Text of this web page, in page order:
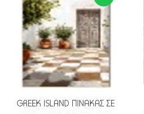
GREEK ISLAND ΠΙΝΑΚΑΣ ΣΕ